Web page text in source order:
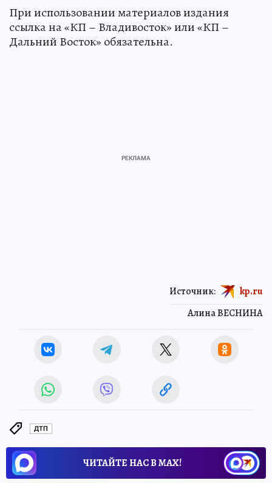
При использовании материалов издания
ссылка на «КП – Владивосток» или «КП –
Дальний Восток» обязательна.
Алина ВЕСНИНА
Источник: kp.ru
ДТП
ЧИТАЙТЕ НАС В МАХ!